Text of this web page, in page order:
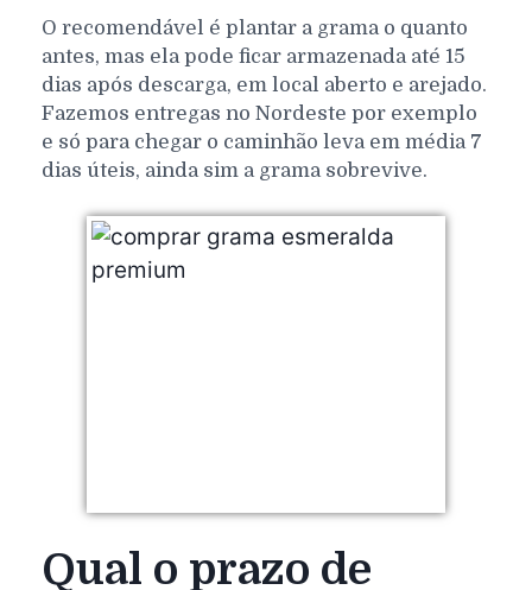
O recomendável é plantar a grama o quanto
antes, mas ela pode ficar armazenada até 15
dias após descarga, em local aberto e arejado.
Fazemos entregas no Nordeste por exemplo
e só para chegar o caminhão leva em média 7
dias úteis, ainda sim a grama sobrevive.
Qual o prazo de